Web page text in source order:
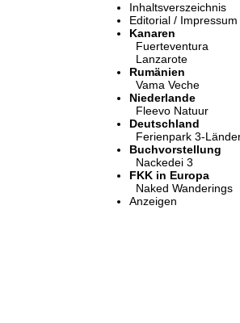
Inhaltsverszeichnis
Editorial / Impressum
Kanaren
Fuerteventura
Lanzarote
Rumänien
Vama Veche
Niederlande
Fleevo Natuur
Deutschland
Ferienpark 3-
Buchvorstellung
Nackedei 3
FKK in Europa
Naked Wanderings
Anzeigen